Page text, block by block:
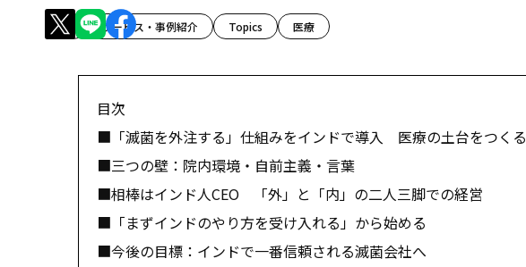
人 サービス・事例紹介 Topics 医療
目次
■「滅菌を外注する」仕組みをインドで導入 医療の土台をつくる
■三つの壁：院内環境・自前主義・言葉
■相棒はインド人CEO 「外」と「内」の二人三脚での経営
■「まずインドのやり方を受け入れる」から始める
■今後の目標：インドで一番信頼される滅菌会社へ